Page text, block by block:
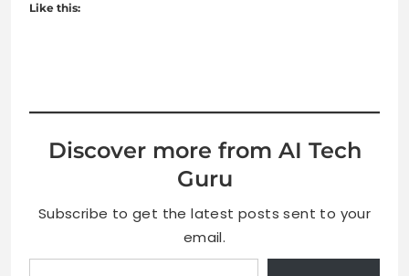
Like this:
Discover more from AI Tech
Guru
Subscribe to get the latest posts sent to your
email.
Type your email…